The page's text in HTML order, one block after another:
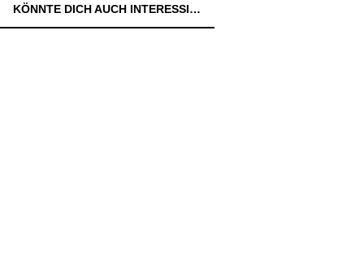
KÖNNTE DICH AUCH INTERESSIEREN: